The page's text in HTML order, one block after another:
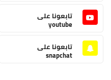
تابعونا على
youtube
تابعونا على
snapchat